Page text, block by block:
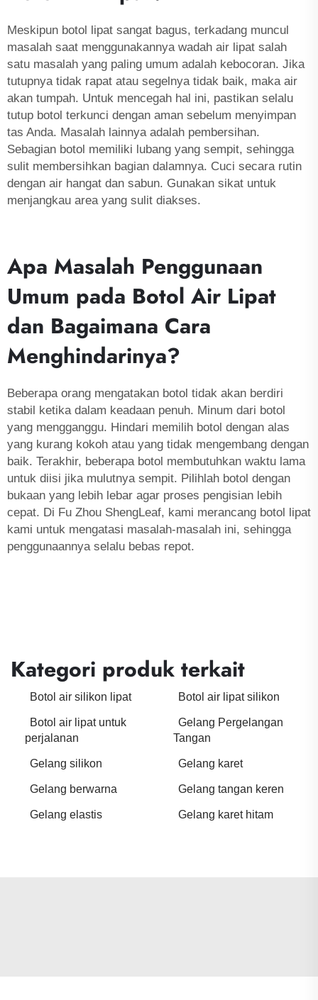
Meskipun botol lipat sangat bagus, terkadang muncul
masalah saat menggunakannya wadah air lipat salah
satu masalah yang paling umum adalah kebocoran. Jika
tutupnya tidak rapat atau segelnya tidak baik, maka air
akan tumpah. Untuk mencegah hal ini, pastikan selalu
tutup botol terkunci dengan aman sebelum menyimpan
tas Anda. Masalah lainnya adalah pembersihan.
Sebagian botol memiliki lubang yang sempit, sehingga
sulit membersihkan bagian dalamnya. Cuci secara rutin
dengan air hangat dan sabun. Gunakan sikat untuk
menjangkau area yang sulit diakses.
Apa Masalah Penggunaan
Umum pada Botol Air Lipat
dan Bagaimana Cara
Menghindarinya?
Beberapa orang mengatakan botol tidak akan berdiri
stabil ketika dalam keadaan penuh. Minum dari botol
yang mengganggu. Hindari memilih botol dengan alas
yang kurang kokoh atau yang tidak mengembang dengan
baik. Terakhir, beberapa botol membutuhkan waktu lama
untuk diisi jika mulutnya sempit. Pilihlah botol dengan
bukaan yang lebih lebar agar proses pengisian lebih
cepat. Di Fu Zhou ShengLeaf, kami merancang botol lipat
kami untuk mengatasi masalah-masalah ini, sehingga
penggunaannya selalu bebas repot.
Kategori produk terkait
Botol air silikon lipat Botol air lipat silikon
Botol air lipat untuk
perjalanan
Gelang Pergelangan
Tangan
Gelang silikon Gelang karet
Gelang berwarna Gelang tangan keren
Gelang elastis Gelang karet hitam